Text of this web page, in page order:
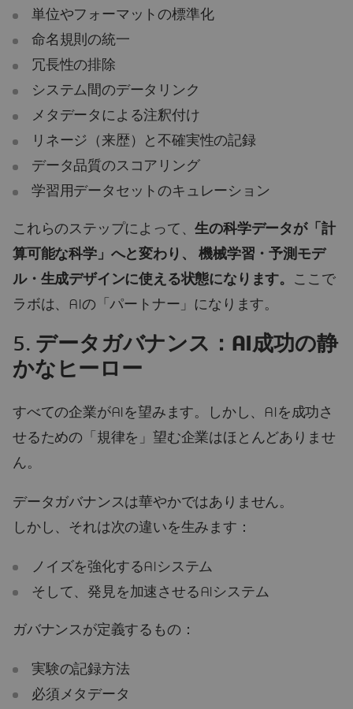
単位やフォーマットの標準化
命名規則の統一
冗長性の排除
システム間のデータリンク
メタデータによる注釈付け
リネージ（来歴）と不確実性の記録
データ品質のスコアリング
学習用データセットのキュレーション
これらのステップによって、生の科学データが「計
算可能な科学」へと変わり、
機械学習・予測モデ
ル・生成デザインに使える状態になります。
ここで
ラボは、AIの「パートナー」になります。
5. データガバナンス：AI成功の静
かなヒーロー
すべての企業がAIを望みます。しかし、AIを成功さ
せるための「規律を」望む企業はほとんどありませ
ん。
データガバナンスは華やかではありません。
しかし、それは次の違いを生みます：
ノイズを強化するAIシステム
そして、発見を加速させるAIシステム
ガバナンスが定義するもの：
実験の記録方法
必須メタデータ